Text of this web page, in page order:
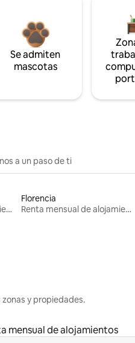
Se admiten
mascotas
a un paso de ti
Renta mensual de alojamientos
Florencia
Renta mensual de alojamientos
y propiedades.
mensual de alojamientos